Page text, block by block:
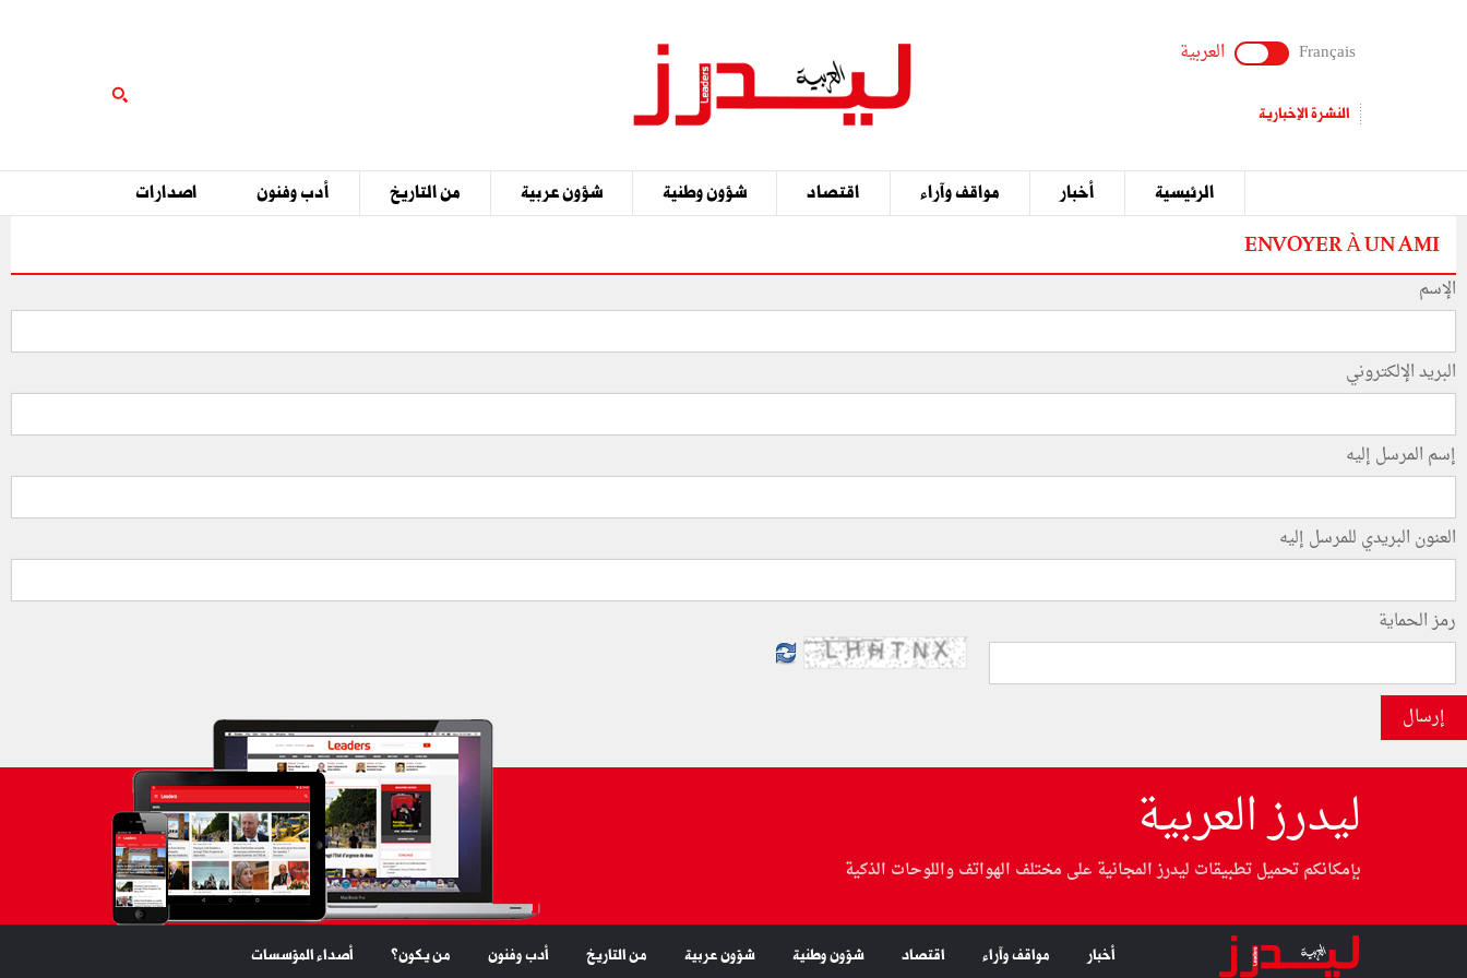
Français العربية
النشرة الإخبارية
الرئيسية أخبار مواقف وآراء اقتصاد شؤون وطنية شؤون عربية من التاريخ أدب وفنون اصدارات
ENVOYER À UN AMI
الإسم
البريد الإلكتروني
إسم المرسل إليه
العنون البريدي للمرسل إليه
رمز الحماية
إرسال
ليدرز العربية
بإمكانكم تحميل تطبيقات ليدرز المجانية على مختلف الهواتف واللوحات الذكية
أخبار مواقف وآراء اقتصاد شؤون وطنية شؤون عربية من التاريخ أدب وفنون من يكون؟ أصداء المؤسسات